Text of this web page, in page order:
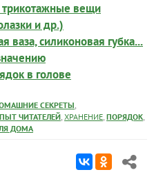
трикотажные вещи
и др.)
ваза, силиконовая губка...
в голове
СЕКРЕТЫ,
ЧИТАТЕЛЕЙ, ХРАНЕНИЕ, ПОРЯДОК,
ДОМА